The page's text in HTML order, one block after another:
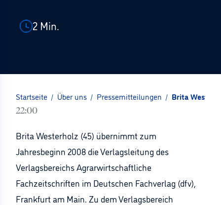
2 Min.
Startseite / Über uns / Pressemitteilungen / Brita
22:00
Brita Westerholz (45) übernimmt zum
Jahresbeginn 2008 die Verlagsleitung des
Verlagsbereichs Agrarwirtschaftliche
Fachzeitschriften im Deutschen Fachverlag (dfv),
Frankfurt am Main. Zu dem Verlagsbereich